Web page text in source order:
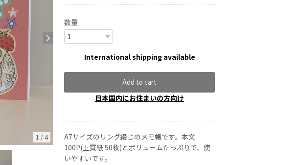
1 / 4
数量
International shipping available
Add to cart
日本国内にお住まいの方向け
A7サイズのリング綴じのメモ帳です。本文
100P(上質紙 50枚)とボリュームたっぷりで、使
いやすいです。